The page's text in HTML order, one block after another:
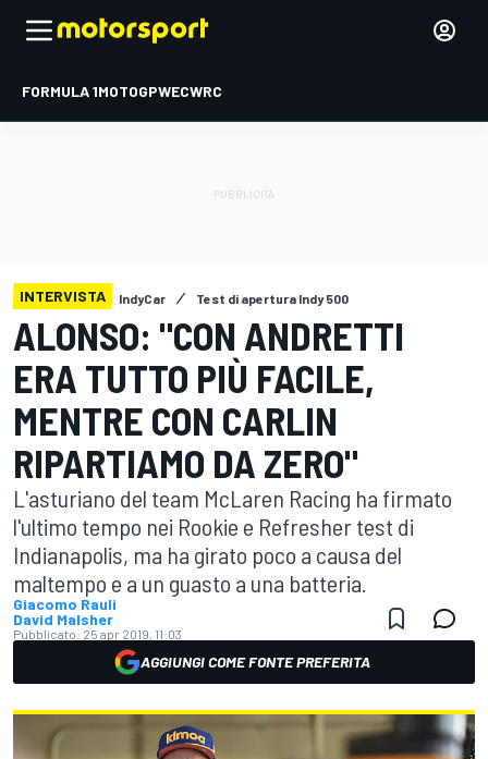
FORMULA 1MOTOGPWECWRC
INTERVISTA IndyCar Test di apertura Indy 500
ALONSO: "CON ANDRETTI
ERA TUTTO PIÙ FACILE,
MENTRE CON CARLIN
RIPARTIAMO DA ZERO"
L'asturiano del team McLaren Racing ha firmato
l'ultimo tempo nei Rookie e Refresher test di
Indianapolis, ma ha girato poco a causa del
maltempo e a un guasto a una batteria.
Giacomo Rauli
David Malsher
Pubblicato: 25 apr 2019, 11:03
AGGIUNGI COME FONTE PREFERITA